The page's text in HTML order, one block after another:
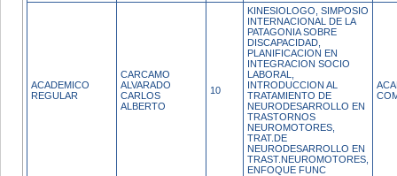
ACADEMICO
REGULAR
CARCAMO
ALVARADO
CARLOS
ALBERTO
10
KINESIOLOGO, SIMPOSIO
INTERNACIONAL DE LA
PATAGONIA SOBRE
DISCAPACIDAD,
PLANIFICACION EN
INTEGRACION SOCIO
LABORAL,
INTRODUCCION AL
TRATAMIENTO DE
NEURODESARROLLO EN
TRASTORNOS
NEUROMOTORES,
TRAT.DE
NEURODESARROLLO EN
TRAST.NEUROMOTORES,
ENFOQUE FUNC